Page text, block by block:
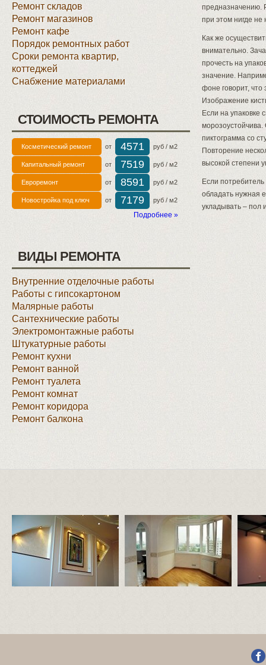
Ремонт складов
Ремонт магазинов
Ремонт кафе
Порядок ремонтных работ
Сроки ремонта квартир,
коттеджей
Снабжение материалами
СТОИМОСТЬ РЕМОНТА
Косметический ремонт от 4571 руб / м2
Капитальный ремонт от 7519 руб / м2
Евроремонт от 8591 руб / м2
Новостройка под ключ от 7179 руб / м2
Подробнее »
ВИДЫ РЕМОНТА
Внутренние отделочные работы
Работы с гипсокартоном
Малярные работы
Сантехнические работы
Электромонтажные работы
Штукатурные работы
Ремонт кухни
Ремонт ванной
Ремонт туалета
Ремонт комнат
Ремонт коридора
Ремонт балкона
предназначению.
при этом нигде не
Как же
внимательно.
прочесть на
значение.
фоне говорит, что
Изображение
Если на упаковке
пиктограмма со
Повторение
высокой степени
Если
обладать нужная
укладывать – пол